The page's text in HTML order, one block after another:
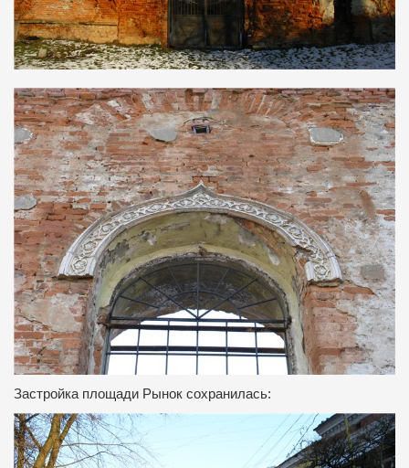
Застройка площади Рынок сохранилась: